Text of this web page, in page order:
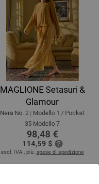
MAGLIONE Setasuri &
Glamour
Nera No. 2 | Modello 1 / Pocket
35 Modello 7
98,48 €
114,59 $
escl. IVA., più. spese di spedizione